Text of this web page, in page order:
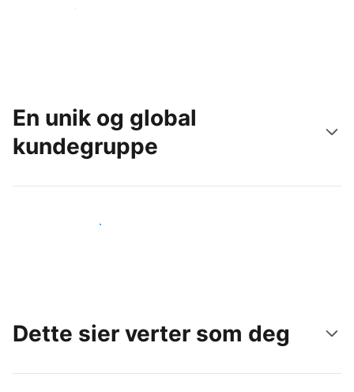
Kom i gang i dag
En unik og global
kundegruppe
Nå ut til nye gjester i dag
Dette sier verter som deg